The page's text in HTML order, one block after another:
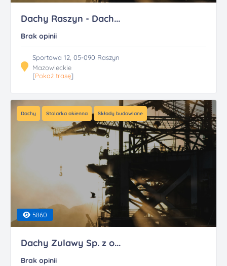
Dachy Raszyn - Dach...
Brak opinii
Sportowa 12, 05-090 Raszyn
Mazowieckie
[Pokaż trasę]
Dachy Stolarka okienna Składy budowlane
5860
Dachy Zulawy Sp. z o...
Brak opinii